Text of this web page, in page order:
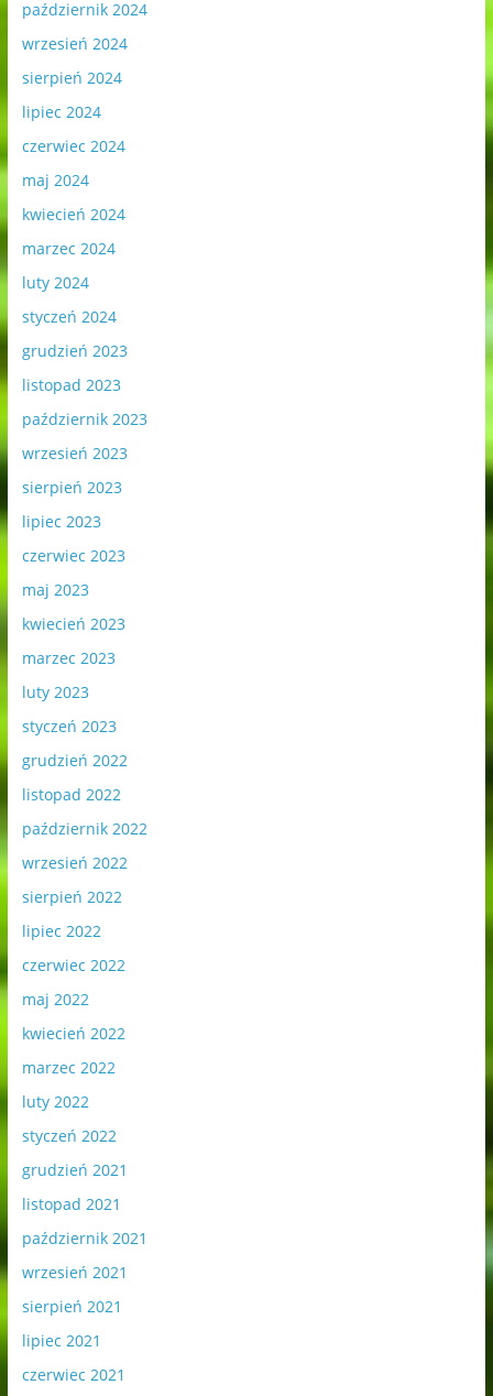
październik 2024
wrzesień 2024
sierpień 2024
lipiec 2024
czerwiec 2024
maj 2024
kwiecień 2024
marzec 2024
luty 2024
styczeń 2024
grudzień 2023
listopad 2023
październik 2023
wrzesień 2023
sierpień 2023
lipiec 2023
czerwiec 2023
maj 2023
kwiecień 2023
marzec 2023
luty 2023
styczeń 2023
grudzień 2022
listopad 2022
październik 2022
wrzesień 2022
sierpień 2022
lipiec 2022
czerwiec 2022
maj 2022
kwiecień 2022
marzec 2022
luty 2022
styczeń 2022
grudzień 2021
listopad 2021
październik 2021
wrzesień 2021
sierpień 2021
lipiec 2021
czerwiec 2021